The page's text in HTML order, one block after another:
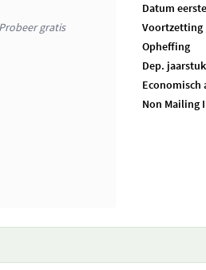
Probeer gratis
Datum
Voortzetting
Opheffing
Dep. jaarstuk
Economisch
Non Mailing